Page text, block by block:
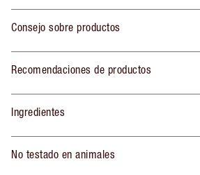
Consejo sobre productos
Recomendaciones de productos
Ingredientes
No testado en animales